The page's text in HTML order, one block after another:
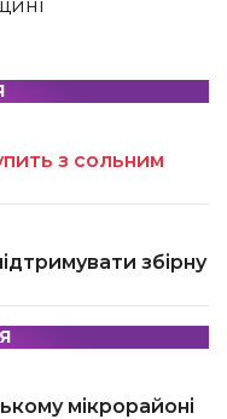
з сольним
збірну
мікрорайоні